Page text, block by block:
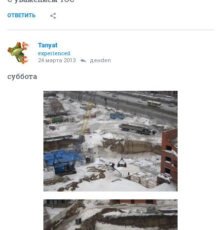
ОТВЕТИТЬ
Tanyat
experienced
24 марта 2013 денden
суббота